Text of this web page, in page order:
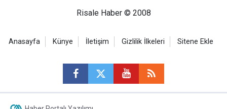
Risale Haber © 2008
Anasayfa Künye İletişim Gizlilik İlkeleri Sitene Ekle